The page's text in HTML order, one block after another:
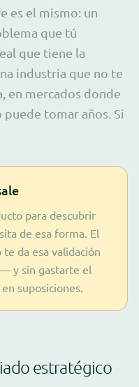
es el mismo: un
que tú
que tiene la
industria que no te
en mercados donde
tomar años. Si
para descubrir
de esa forma. El
da esa validación
y sin gastarte el
suposiciones.
estratégico